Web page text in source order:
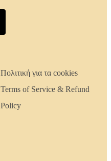
Πολιτική για τα cookies
Terms of Service & Refund
Policy